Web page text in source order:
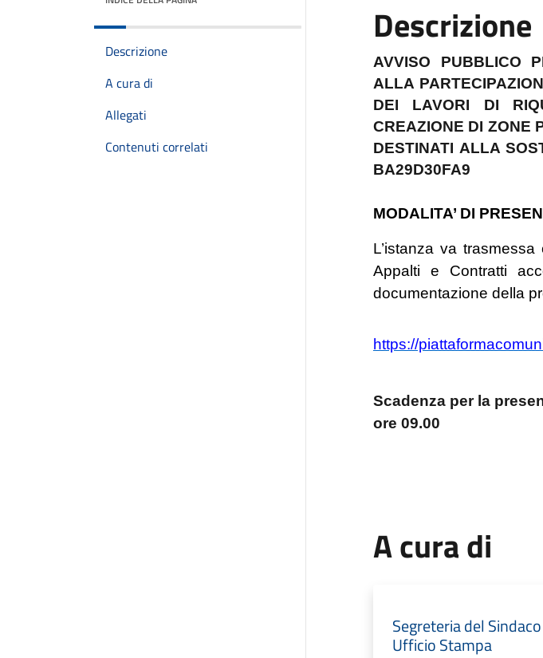
Descrizione
A cura di
Allegati
Contenuti correlati
Descrizione
AVVISO PUBBLICO
ALLA
DEI LAVORI DI
CREAZIONE DI ZONE
DESTINATI ALLA
BA29D30FA9
MODALITA’ DI
L’istanza va
Appalti e Contratti
documentazione della
https://
Scadenza per la
ore 09.00
A cura di
Segreteria del
Ufficio Stampa